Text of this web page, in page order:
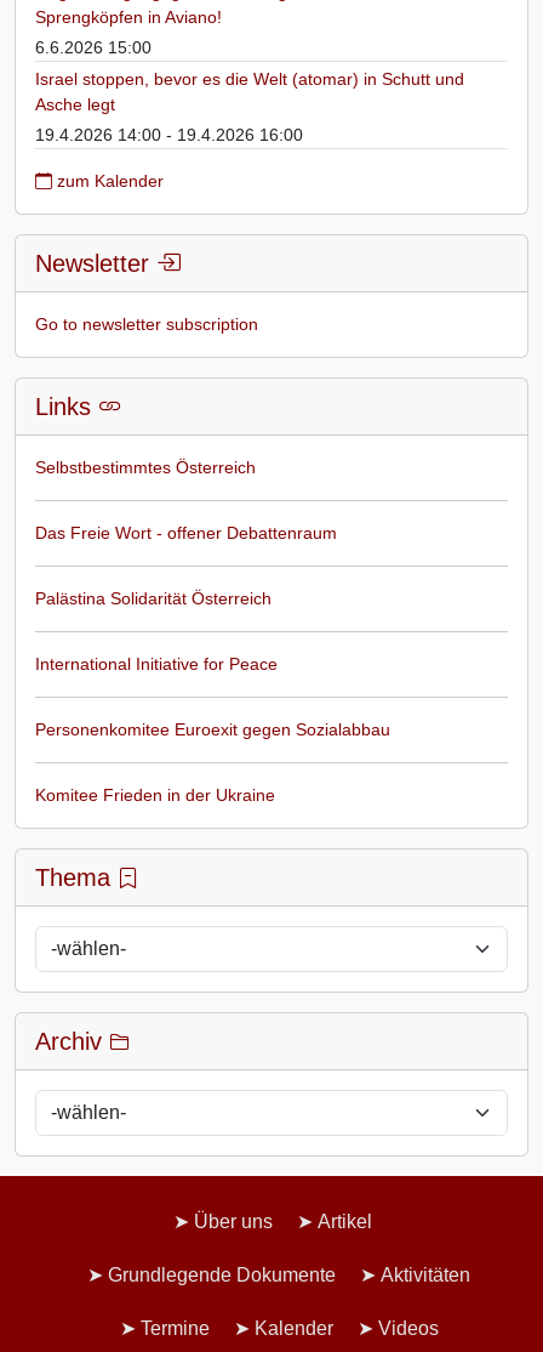
Sprengköpfen in Aviano!
6.6.2026 15:00
Israel stoppen, bevor es die Welt (atomar) in Schutt und
Asche legt
19.4.2026 14:00 - 19.4.2026 16:00
zum Kalender
Newsletter
Go to newsletter subscription
Links
Selbstbestimmtes Österreich
Das Freie Wort - offener Debattenraum
Palästina Solidarität Österreich
International Initiative for Peace
Personenkomitee Euroexit gegen Sozialabbau
Komitee Frieden in der Ukraine
Thema
Archiv
Über uns Artikel
Grundlegende Dokumente Aktivitäten
Termine Kalender Videos